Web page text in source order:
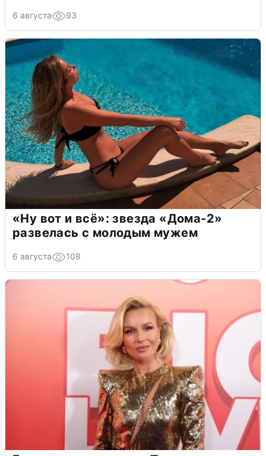
6 августа 93
«Ну вот и всё»: звезда «Дома-2»
развелась с молодым мужем
6 августа 108